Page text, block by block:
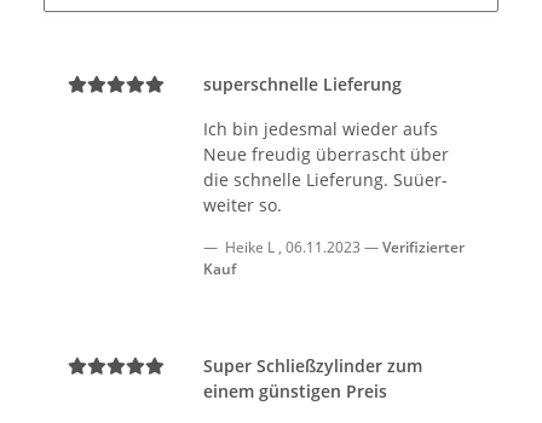
superschnelle Lieferung
Ich bin jedesmal wieder aufs
Neue freudig überrascht über
die schnelle Lieferung. Suüer-
weiter so.
Heike L , 06.11.2023
Verifizierter
Kauf
Super Schließzylinder zum
einem günstigen Preis